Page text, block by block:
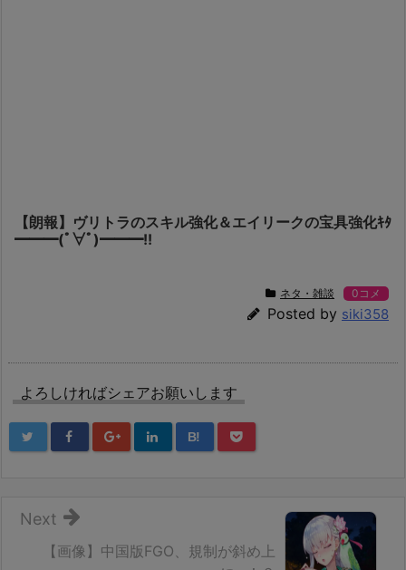
【朗報】ヴリトラのスキル強化＆エイリークの宝具強化ｷﾀ
━━━(ﾟ∀ﾟ)━━━!!
ネタ・雑談 0コメ
Posted by siki358
よろしければシェアお願いします
B!
【画像】中国版FGO、規制が斜め上
Next